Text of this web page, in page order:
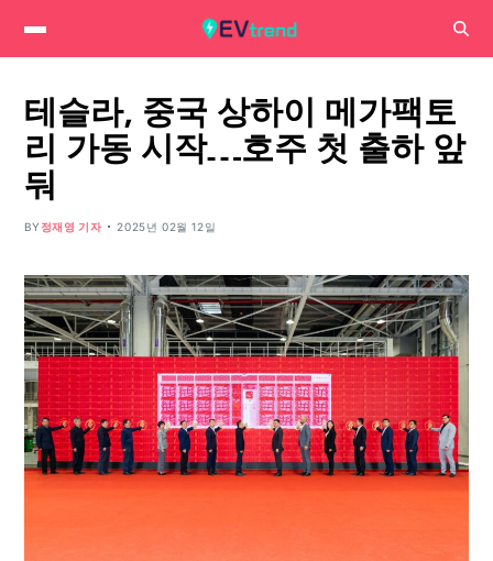
테슬라, 중국 상하이 메가팩토
리 가동 시작…호주 첫 출하 앞
둬
BY 정재영 기자 2025년 02월 12일